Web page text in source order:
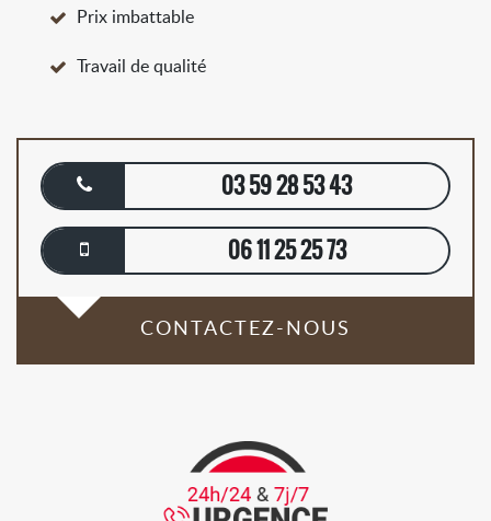
Prix imbattable
Travail de qualité
03 59 28 53 43
06 11 25 25 73
CONTACTEZ-NOUS